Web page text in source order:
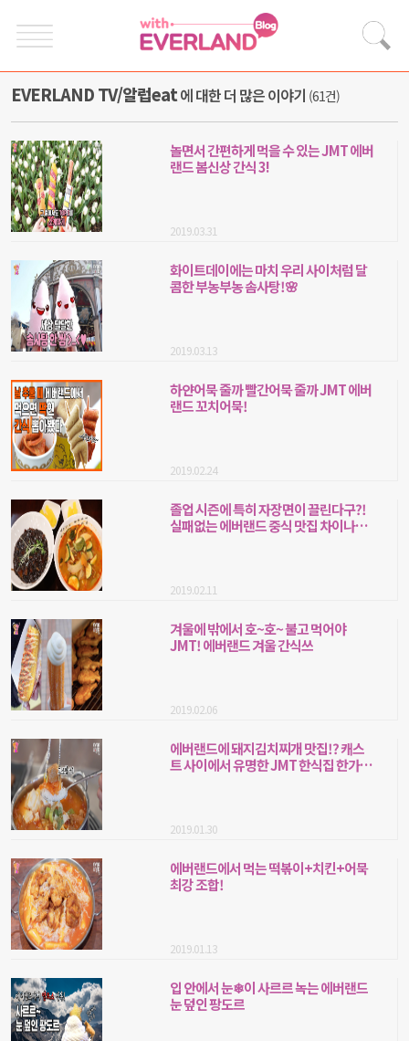
EVERLAND TV/알럽eat에 대한 더 많은 이야기 (61건)
놀면서 간편하게 먹을 수 있는 JMT 에버
랜드 봄신상 간식 3!
2019.03.31
화이트데이에는 마치 우리 사이처럼 달
콤한 부농부농 솜사탕!🌸
2019.03.13
하얀어묵 줄까 빨간어묵 줄까 JMT 에버
랜드 꼬치어묵!
2019.02.24
졸업 시즌에 특히 자장면이 끌린다구?!
실패없는 에버랜드 중식 맛집 차이나문
2019.02.11
겨울에 밖에서 호~호~ 불고 먹어야
JMT! 에버랜드 겨울 간식쓰
2019.02.06
에버랜드에 돼지김치찌개 맛집!? 캐스
트 사이에서 유명한 JMT 한식집 한가
2019.01.30
에버랜드에서 먹는 떡볶이+치킨+어묵
최강 조합!
2019.01.13
입 안에서 눈❄이 사르르 녹는 에버랜드
눈 덮인 팡도르